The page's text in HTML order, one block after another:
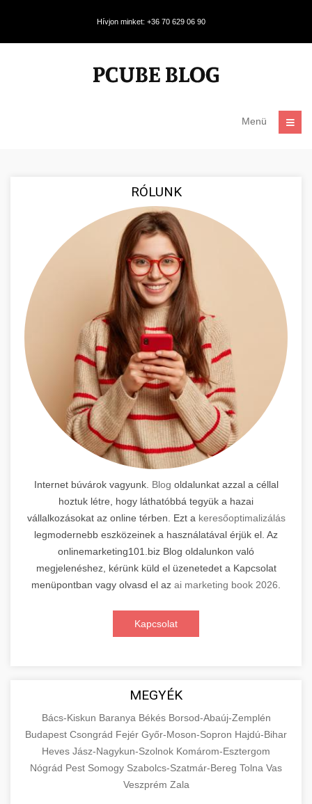
Hívjon minket: +36 70 629 06 90
Menü
RÓLUNK
Internet búvárok vagyunk. Blog oldalunkat azzal a céllal
hoztuk létre, hogy láthatóbbá tegyük a hazai
vállalkozásokat az online térben. Ezt a keresőoptimalizálás
legmodernebb eszközeinek a használatával érjük el. Az
onlinemarketing101.biz Blog oldalunkon való
megjelenéshez, kérünk küld el üzenetedet a Kapcsolat
menüpontban vagy olvasd el az ai marketing book 2026
Kapcsolat
MEGYÉK
Bács-Kiskun Baranya Békés Borsod-Abaúj-Zemplén
Budapest Csongrád Fejér Győr-Moson-Sopron Hajdú-Bihar
Heves Jász-Nagykun-Szolnok Komárom-Esztergom
Nógrád Pest Somogy Szabolcs-Szatmár-Bereg Tolna Vas
Veszprém Zala